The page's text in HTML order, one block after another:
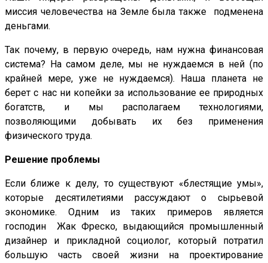
миссия человечества на Земле была также подменена
деньгами.
Так почему, в первую очередь, нам нужна финансовая
система? На самом деле, мы не нуждаемся в ней (по
крайней мере, уже не нуждаемся). Наша планета не
берет с нас ни копейки за использование ее природных
богатств, и мы располагаем технологиями,
позволяющими добывать их без применения
физического труда.
Решение проблемы
Если ближе к делу, то существуют «блестящие умы»,
которые десятилетиями рассуждают о сырьевой
экономике. Одним из таких примеров является
господин Жак Фреско, выдающийся промышленный
дизайнер и прикладной социолог, который потратил
большую часть своей жизни на проектирование